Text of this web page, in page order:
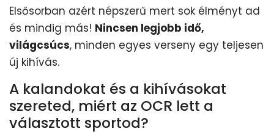
Elsősorban azért népszerű mert sok élményt ad
és mindig más! Nincsen legjobb idő,
világcsúcs, minden egyes verseny egy teljesen
új kihívás.
A kalandokat és a kihívásokat
szereted, miért az OCR lett a
választott sportod?